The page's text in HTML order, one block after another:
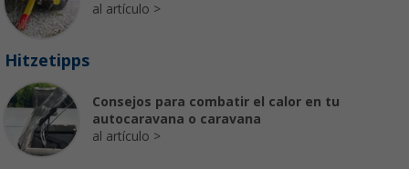
al artículo
Hitzetipps
Consejos para combatir el calor en tu
autocaravana o caravana
al artículo